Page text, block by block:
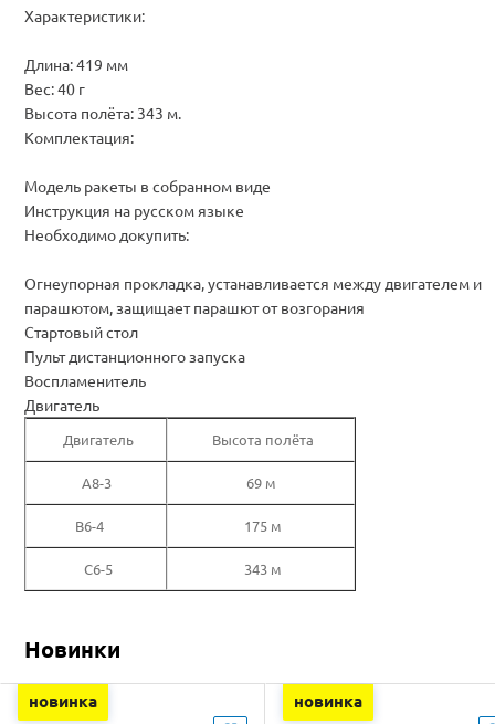
Характеристики:
Длина: 419 мм
Вес: 40 г
Высота полёта: 343 м.
Комплектация:
Модель ракеты в собранном виде
Инструкция на русском языке
Необходимо докупить:
Огнеупорная прокладка, устанавливается между двигателем и
парашютом, защищает парашют от возгорания
Стартовый стол
Пульт дистанционного запуска
Воспламенитель
Двигатель
Двигатель Высота полёта
A8-3 69 м
B6-4 175 м
C6-5 343 м
Новинки
новинка новинка